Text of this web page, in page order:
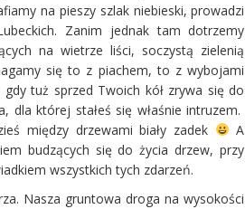
na pieszy szlak niebieski, prowadzi
Zanim jednak tam dotrzemy
na wietrze liści, soczystą zielenią
się to z piachem, to z wybojami
tuż sprzed Twoich kół zrywa się do
dla której stałeś się właśnie intruzem.
między drzewami biały zadek
A
budzących się do życia drzew, przy
wszystkich tych zdarzeń.
Nasza gruntowa droga na wysokości